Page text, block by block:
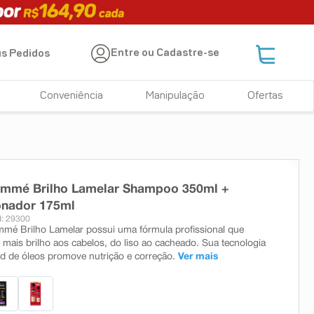
Pedidos Entre ou Cadastre-se
Conveniência Manipulação Ofertas
Brilho Lamelar Shampoo 350ml +
175ml
29300
Brilho Lamelar possui uma fórmula profissional que
brilho aos cabelos, do liso ao cacheado. Sua tecnologia
de óleos promove nutrição e correção. Ver mais